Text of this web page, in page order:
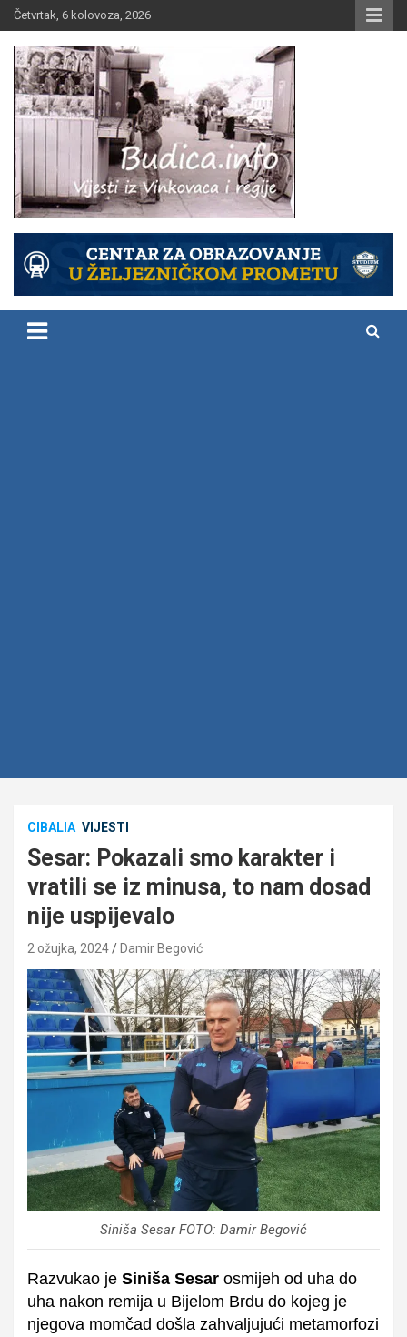
Skip
to
content
Četvrtak, 6 kolovoza, 2026
Budica.info
CIBALIA VIJESTI
Sesar: Pokazali smo karakter i
vratili se iz minusa, to nam dosad
nije uspijevalo
2 ožujka, 2024 Damir Begović
Siniša Sesar FOTO: Damir Begović
Razvukao je Siniša Sesar osmijeh od uha do
uha nakon remija u Bijelom Brdu do kojeg je
njegova momčad došla zahvaljujući metamorfozi